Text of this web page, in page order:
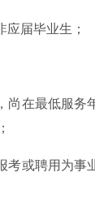
应届毕业生；
尚在最低服务
考或聘用为事